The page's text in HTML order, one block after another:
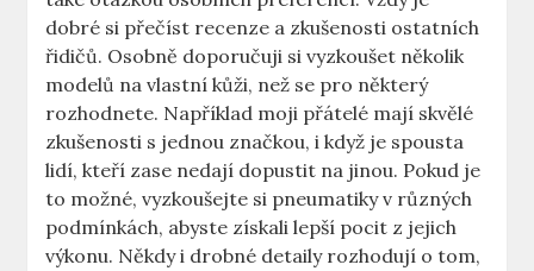
dobré si přečíst recenze a zkušenosti ostatních
řidičů. Osobně doporučuji si vyzkoušet několik
modelů na vlastní kůži, než se pro některý
rozhodnete. Například moji přátelé mají skvělé
zkušenosti s jednou značkou, i když je spousta
lidí, kteří zase nedají dopustit na jinou. Pokud je
to možné, vyzkoušejte si pneumatiky v různých
podmínkách, abyste získali lepší pocit z jejich
výkonu. Někdy i drobné detaily rozhodují o tom,